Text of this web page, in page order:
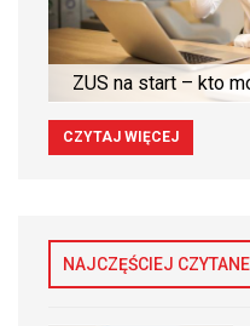
ZUS na start – kto
CZYTAJ WIĘCEJ
NAJCZĘŚCIEJ CZYTANE